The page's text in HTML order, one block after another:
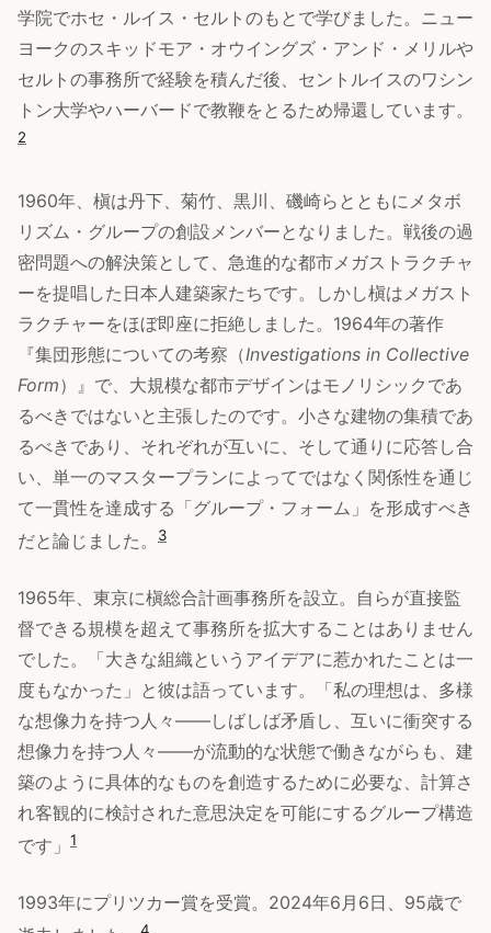
学院でホセ・ルイス・セルトのもとで学びました。ニュー
ヨークのスキッドモア・オウイングズ・アンド・メリルや
セルトの事務所で経験を積んだ後、セントルイスのワシン
トン大学やハーバードで教鞭をとるため帰還しています。
2
1960年、槇は丹下、菊竹、黒川、磯崎らとともにメタボ
リズム・グループの創設メンバーとなりました。戦後の過
密問題への解決策として、急進的な都市メガストラクチャ
ーを提唱した日本人建築家たちです。しかし槇はメガスト
ラクチャーをほぼ即座に拒絶しました。1964年の著作
『集団形態についての考察（Investigations in Collective
Form）』で、大規模な都市デザインはモノリシックであ
るべきではないと主張したのです。小さな建物の集積であ
るべきであり、それぞれが互いに、そして通りに応答し合
い、単一のマスタープランによってではなく関係性を通じ
て一貫性を達成する「グループ・フォーム」を形成すべき
だと論じました。
3
1965年、東京に槇総合計画事務所を設立。自らが直接監
督できる規模を超えて事務所を拡大することはありません
でした。「大きな組織というアイデアに惹かれたことは一
度もなかった」と彼は語っています。「私の理想は、多様
な想像力を持つ人々——しばしば矛盾し、互いに衝突する
想像力を持つ人々——が流動的な状態で働きながらも、建
築のように具体的なものを創造するために必要な、計算さ
れ客観的に検討された意思決定を可能にするグループ構造
です」 1
1993年にプリツカー賞を受賞。2024年6月6日、95歳で